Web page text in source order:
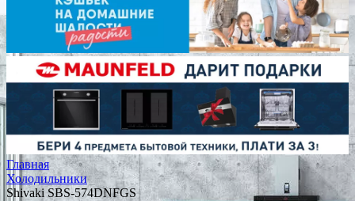
Главная
Холодильники
Shivaki SBS-574DNFGS